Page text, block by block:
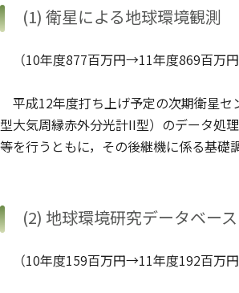
(1) 衛星による地球環境観測
（10年度877百万円→11年度869百万円
平成12年度打ち上げ予定の次期衛星セ
型大気周縁赤外分光計II型）のデータ処
等を行うともに，その後継機に係る基礎
(2) 地球環境研究データベー
（10年度159百万円→11年度192百万円